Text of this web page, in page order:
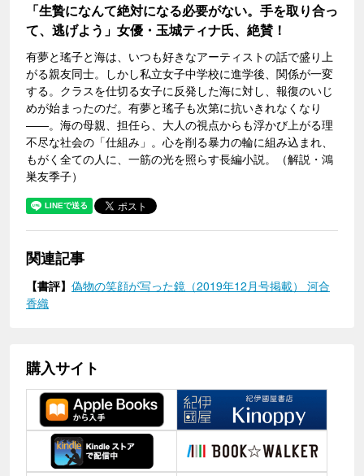
「生贄になんて絶対になる必要がない。手を取り合っ
て、逃げよう」女優・玉城ティナ氏、絶賛！
有夢と瑤子と海は、いつも好きなアーティストの話で盛り上
がる親友同士。しかし私立女子中学校に進学後、関係が一変
する。クラスを仕切る女子に反発した海に対し、報復のいじ
めが始まったのだ。有夢と瑤子も次第に抗いきれなくなり
――。海の母親、担任ら、大人の視点からも浮かび上がる理
不尽な社会の「仕組み」。心を削る暴力の輪に組み込まれ、
もがく全ての人に、一筋の光を照らす長編小説。（解説・鴻
巣友季子）
関連記事
【書評】 偽物の笑顔が写った鏡（2019年12月号掲載） 河合
香織
購入サイト